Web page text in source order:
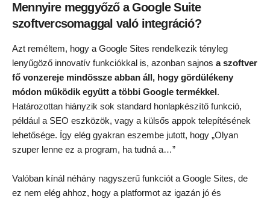
Mennyire meggyőző a Google Suite
szoftvercsomaggal való integráció?
Azt reméltem, hogy a Google Sites rendelkezik tényleg
lenyűgöző innovatív funkciókkal is, azonban sajnos a szoftver
fő vonzereje mindössze abban áll, hogy gördülékeny
módon működik együtt a többi Google termékkel.
Határozottan hiányzik sok standard honlapkészítő funkció,
például a SEO eszközök, vagy a külsős appok telepítésének
lehetősége. Így elég gyakran eszembe jutott, hogy „Olyan
szuper lenne ez a program, ha tudná a…”
Valóban kínál néhány nagyszerű funkciót a Google Sites, de
ez nem elég ahhoz, hogy a platformot az igazán jó és